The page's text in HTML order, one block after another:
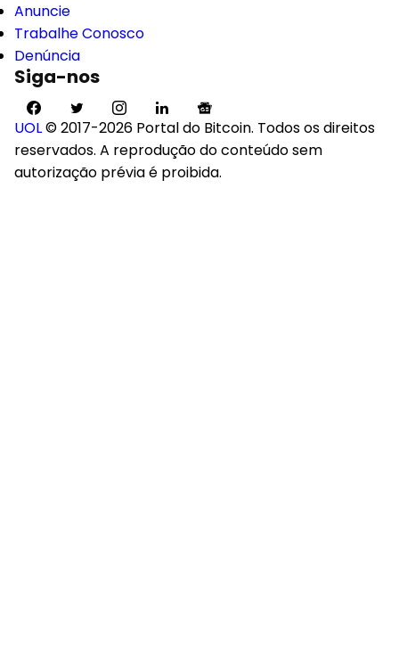
Anuncie
Trabalhe Conosco
Denúncia
Siga-nos
UOL© 2017-2026 Portal do Bitcoin. Todos os direitos
reservados. A reprodução do conteúdo sem
autorização prévia é proibida.